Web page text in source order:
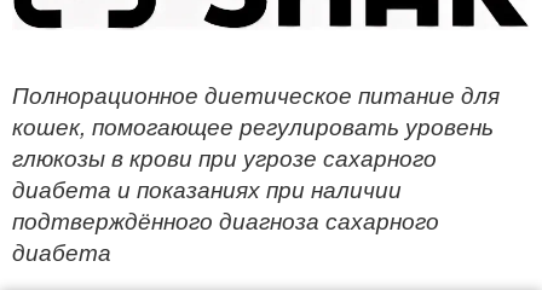
Полнорационное диетическое питание для
кошек, помогающее регулировать уровень
глюкозы в крови при угрозе сахарного
диабета и показаниях при наличии
подтверждённого диагноза сахарного
диабета